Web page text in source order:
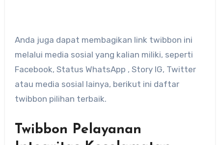
Anda juga dapat membagikan link twibbon ini
melalui media sosial yang kalian miliki, seperti
Facebook, Status WhatsApp , Story IG, Twitter
atau media sosial lainya, berikut ini daftar
twibbon pilihan terbaik.
Twibbon Pelayanan